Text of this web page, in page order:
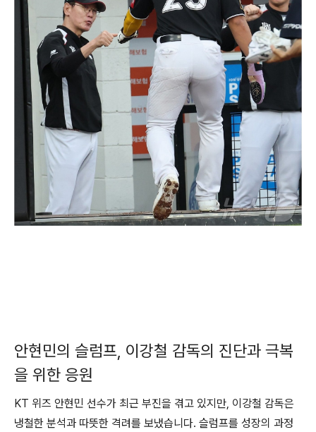
안현민의 슬럼프, 이강철 감독의 진단과 극복
을 위한 응원
KT 위즈 안현민 선수가 최근 부진을 겪고 있지만, 이강철 감독은
냉철한 분석과 따뜻한 격려를 보냈습니다. 슬럼프를 성장의 과정